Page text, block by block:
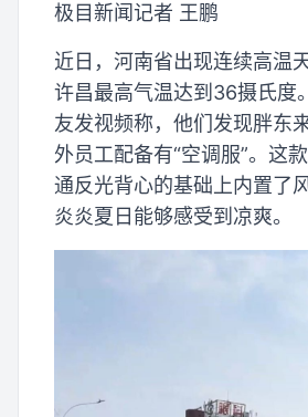
极目新闻记者 王鹏
近日，河南省出现连续高温
许昌最高气温达到36摄氏度
友发视频称，他们发现胖东
外员工配备有“空调服”。这
通反光背心的基础上内置了
炎炎夏日能够感受到凉爽。